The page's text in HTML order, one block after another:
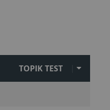
TOPIK TEST